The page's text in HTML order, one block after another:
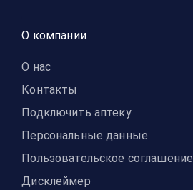
О компании
О нас
Контакты
Подключить аптеку
Персональные данные
Пользовательское соглашение
Дисклеймер